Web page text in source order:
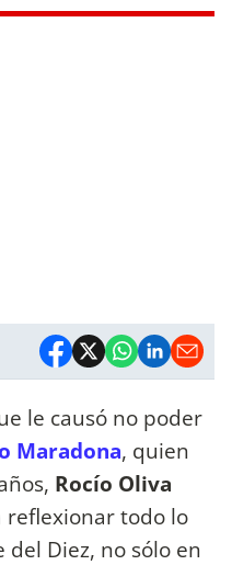
le causó no poder
Maradona, quien
Rocío Oliva
todo lo
Diez, no sólo en